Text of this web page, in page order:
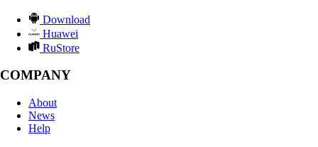
Download
Huawei
RuStore
COMPANY
About
News
Help